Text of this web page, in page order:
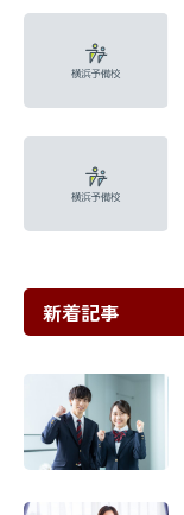
新着記事